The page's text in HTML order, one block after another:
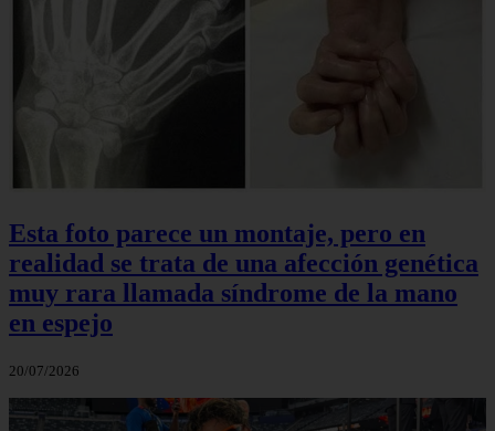
Esta foto parece un montaje, pero en
realidad se trata de una afección genética
muy rara llamada síndrome de la mano
en espejo
20/07/2026